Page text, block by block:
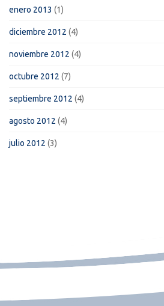
enero 2013 (1)
diciembre 2012 (4)
noviembre 2012 (4)
octubre 2012 (7)
septiembre 2012 (4)
agosto 2012 (4)
julio 2012 (3)